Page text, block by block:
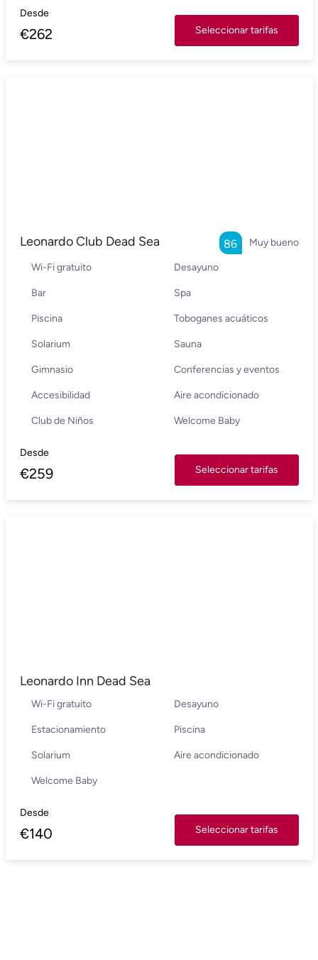
Desde
€262 Seleccionar tarifas
Leonardo Club Dead Sea Muy bueno
86
Wi-Fi gratuito Desayuno
Bar Spa
Piscina Toboganes acuáticos
Solarium Sauna
Gimnasio Conferencias y eventos
Accesibilidad Aire acondicionado
Club de Niños Welcome Baby
Desde
€259 Seleccionar tarifas
Leonardo Inn Dead Sea
Wi-Fi gratuito Desayuno
Estacionamiento Piscina
Solarium Aire acondicionado
Welcome Baby
Desde
€140 Seleccionar tarifas